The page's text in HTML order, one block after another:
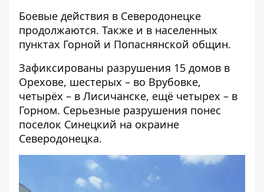
Боевые действия в Северодонецке
продолжаются. Также и в населенных
пунктах Горной и Попаснянской общин.
Зафиксированы разрушения 15 домов в
Орехове, шестерых – во Врубовке,
четырёх – в Лисичанске, ещё четырех – в
Горном. Серьезные разрушения понес
поселок Синецкий на окраине
Северодонецка.